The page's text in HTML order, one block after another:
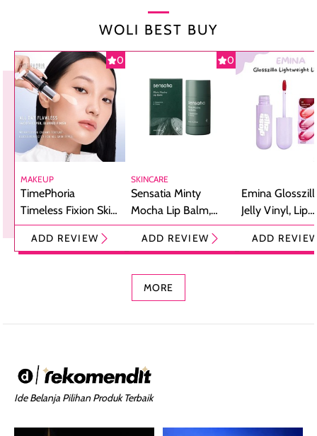
WOLI BEST BUY
0
MAKEUP
TimePhoria
Timeless Fixion Skin
Tint Stick,
Foundation dan
ADD REVIEW
0
SKINCARE
Sensatia Minty
Mocha Lip Balm,
Pelembap Bibir
dengan Aroma
ADD REVIEW
Emina
Jelly Vinyl, Lip
Cream Glossy
Ringan
ADD
MORE
Ide Belanja Pilihan Produk Terbaik